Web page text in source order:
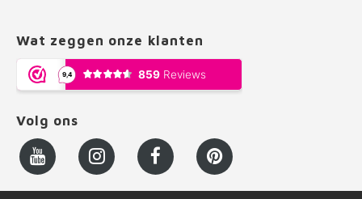
Wat zeggen onze klanten
Volg ons